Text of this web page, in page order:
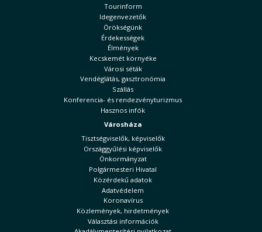
Tourinform
Idegenvezetők
Örökségünk
Érdekességek
Élmények
Kecskemét környéke
Városi séták
Vendéglátás, gasztronómia
Szállás
Konferencia- és rendezvényturizmus
Hasznos infók
Városháza
Tisztségviselők, képviselők
Országgyűlési képviselők
Önkormányzat
Polgármesteri Hivatal
Közérdekű adatok
Adatvédelem
Koronavírus
Közlemények, hirdetmények
Választási információk